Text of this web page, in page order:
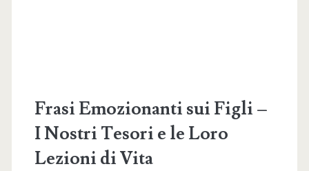
Frasi Emozionanti sui Figli –
I Nostri Tesori e le Loro
Lezioni di Vita